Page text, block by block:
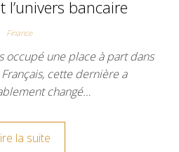
bancaire
Finance
occupé une place à part dans
cette dernière a
changé…
la suite